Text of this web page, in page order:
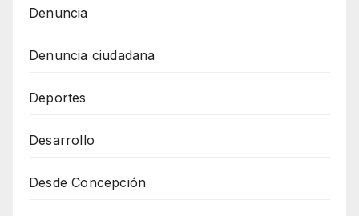
Denuncia
Denuncia ciudadana
Deportes
Desarrollo
Desde Concepción